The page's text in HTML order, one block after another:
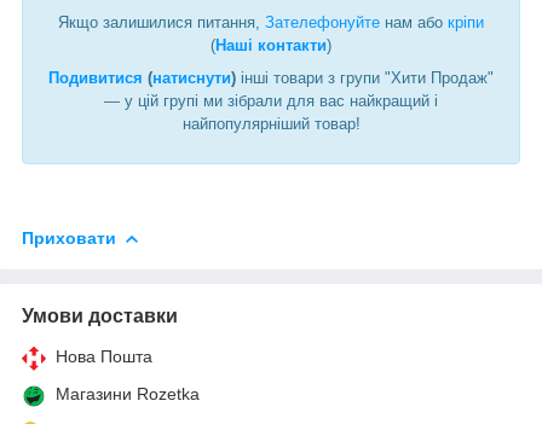
Якщо залишилися питання, Зателефонуйте нам або кріпи
(Наші контакти)
Подивитися (натиснути) інші товари з групи "Хити Продаж"
— у цій групі ми зібрали для вас найкращий і
найпопулярніший товар!
Приховати
Умови доставки
Нова Пошта
Магазини Rozetka